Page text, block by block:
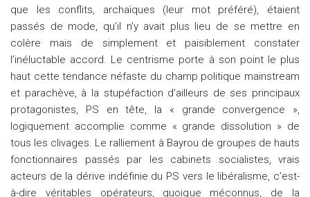
que les conflits, archaïques (leur mot préféré), étaient
passés de mode, qu’il n’y avait plus lieu de se mettre en
colère mais de simplement et paisiblement constater
l’inéluctable accord. Le centrisme porte à son point le plus
haut cette tendance néfaste du champ politique mainstream
et parachève, à la stupéfaction d’ailleurs de ses principaux
protagonistes, PS en tête, la « grande convergence »,
logiquement accomplie comme « grande dissolution » de
tous les clivages. Le ralliement à Bayrou de groupes de hauts
fonctionnaires passés par les cabinets socialistes, vrais
acteurs de la dérive indéfinie du PS vers le libéralisme, c’est-
à-dire véritables opérateurs, quoique méconnus, de la